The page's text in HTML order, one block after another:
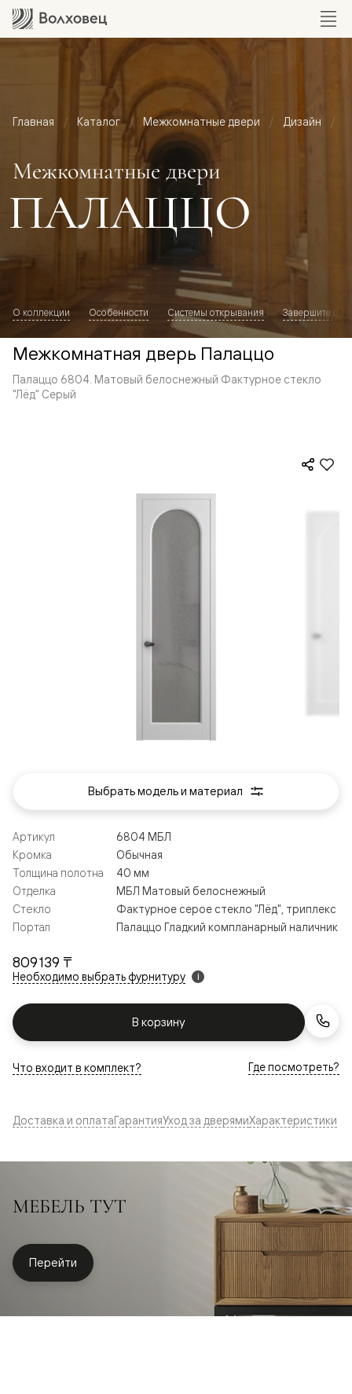
Главная Каталог Межкомнатные двери Дизайн
Межкомнатные двери
ПАЛАЦЦО
О коллекции Особенности Системы открывания Завершите
Межкомнатная дверь Палаццо
Палаццо 6804. Матовый белоснежный Фактурное стекло
"Лёд" Серый
809 139 ₸
Необходимо выбрать фурнитуру i
В корзину
Артикул
6804 МБЛ
Кромка
Обычная
Толщина полотна
40 мм
Отделка
МБЛ Матовый белоснежный
Стекло
Фактурное серое стекло "Лёд", триплекс
Портал
Палаццо Гладкий компланарный наличник
Что входит в комплект? Где посмотреть?
Выбрать модель и материал
Доставка и оплатаГарантияУход за дверямиХарактеристики
МЕБЕЛЬ ТУТ
Перейти